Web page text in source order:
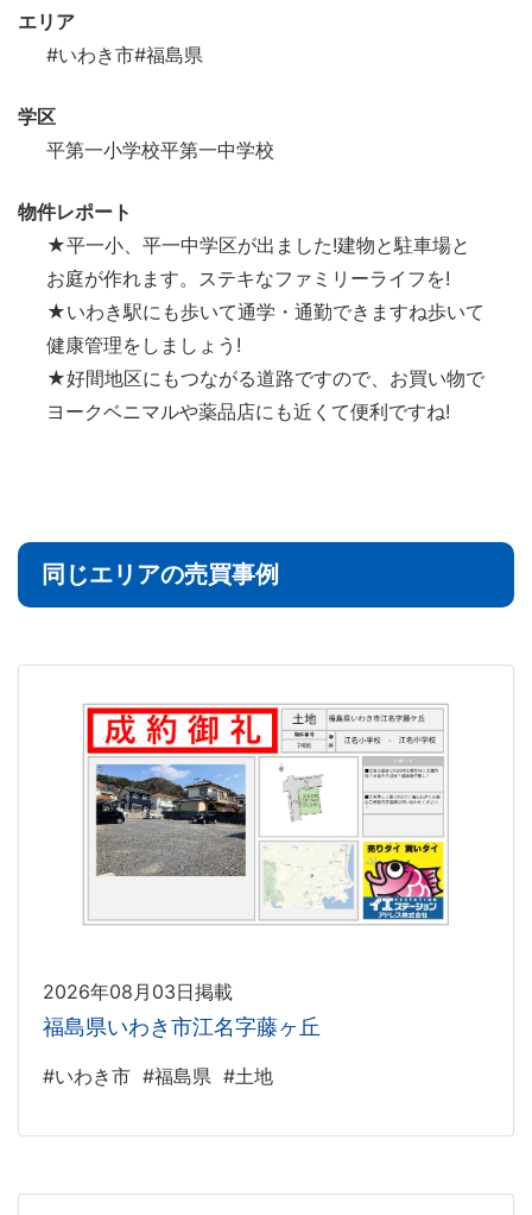
エリア
#いわき市#福島県
学区
平第一小学校平第一中学校
物件レポート
★平一小、平一中学区が出ました!建物と駐車場と
お庭が作れます。ステキなファミリーライフを!
★いわき駅にも歩いて通学・通勤できますね歩いて
健康管理をしましょう!
★好間地区にもつながる道路ですので、お買い物で
ヨークベニマルや薬品店にも近くて便利ですね!
同じエリアの売買事例
2026年08月03日掲載
福島県いわき市江名字藤ヶ丘
#いわき市 #福島県 #土地